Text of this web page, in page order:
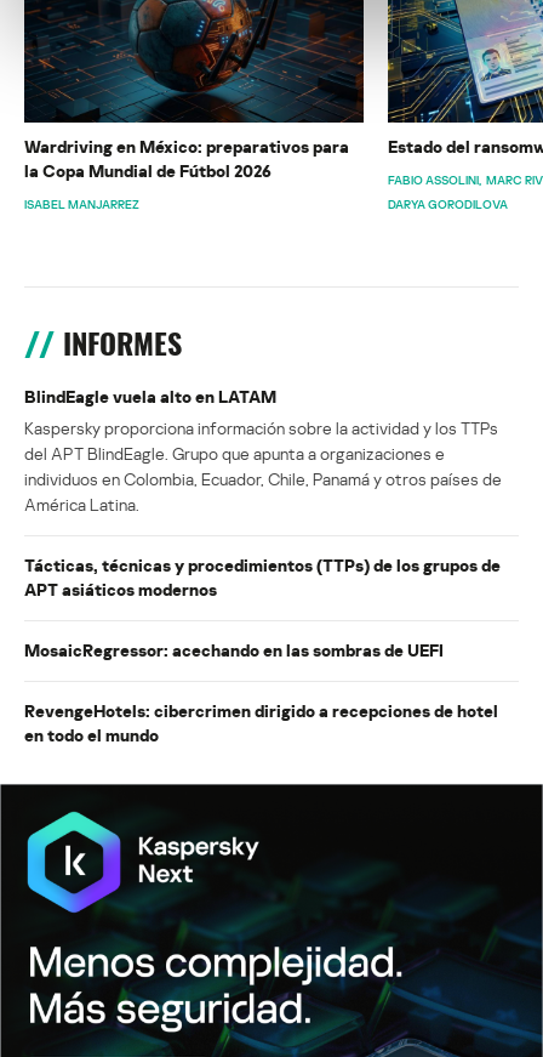
Wardriving en México: preparativos para
la Copa Mundial de Fútbol 2026
ISABEL MANJARREZ
Estado del
FABIO ASSOLINI MARC
DARYA GORODILOVA
INFORMES
BlindEagle vuela alto en LATAM
Kaspersky proporciona información sobre la actividad y los TTPs
del APT BlindEagle. Grupo que apunta a organizaciones e
individuos en Colombia, Ecuador, Chile, Panamá y otros países de
América Latina.
Tácticas, técnicas y procedimientos (TTPs) de los grupos de
APT asiáticos modernos
MosaicRegressor: acechando en las sombras de UEFI
RevengeHotels: cibercrimen dirigido a recepciones de hotel
en todo el mundo